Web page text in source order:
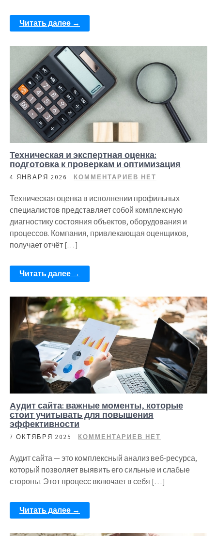
Читать далее →
Техническая и экспертная оценка:
подготовка к проверкам и оптимизация
4 ЯНВАРЯ 2026 КОММЕНТАРИЕВ НЕТ
Техническая оценка в исполнении профильных
специалистов представляет собой комплексную
диагностику состояния объектов, оборудования и
процессов. Компания, привлекающая оценщиков,
получает отчёт […]
Читать далее →
Аудит сайта: важные моменты, которые
стоит учитывать для повышения
эффективности
7 ОКТЯБРЯ 2025 КОММЕНТАРИЕВ НЕТ
Аудит сайта — это комплексный анализ веб-ресурса,
который позволяет выявить его сильные и слабые
стороны. Этот процесс включает в себя […]
Читать далее →